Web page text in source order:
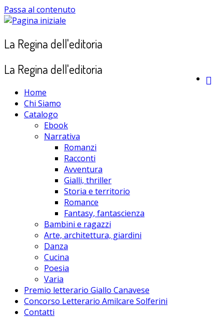
Passa al contenuto
La Regina dell'editoria
La Regina dell'editoria
Home
Chi Siamo
Catalogo
Ebook
Narrativa
Romanzi
Racconti
Avventura
Gialli, thriller
Storia e territorio
Romance
Fantasy, fantascienza
Bambini e ragazzi
Arte, architettura, giardini
Danza
Cucina
Poesia
Varia
Premio letterario Giallo Canavese
Concorso Letterario Amilcare Solferini
Contatti